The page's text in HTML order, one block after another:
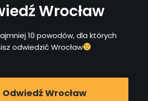
Wrocław
10 powodów, dla których
odwiedzić Wrocław
Odwiedź Wrocław